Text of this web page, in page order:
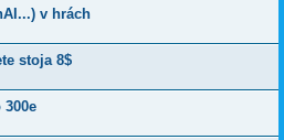
v hrách
stoja 8$